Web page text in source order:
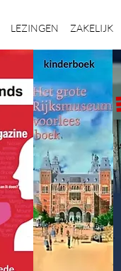
LEZINGEN ZAKELIJK